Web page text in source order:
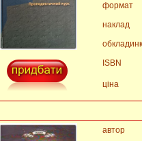
формат
наклад
ISBN
ціна
автор